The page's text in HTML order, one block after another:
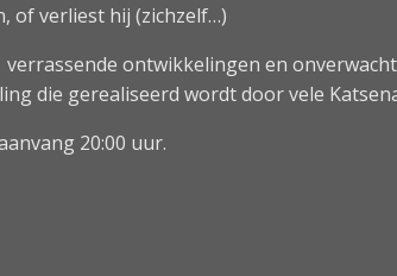
of verliest hij (zichzelf…)
ontwikkelingen en
die gerealiseerd wordt door vele
20:00 uur.